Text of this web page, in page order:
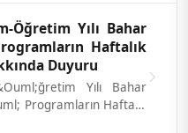
Öğretim Yılı Bahar
Haftalık
Duyuru
Yılı Bahar
Programların Haftalık